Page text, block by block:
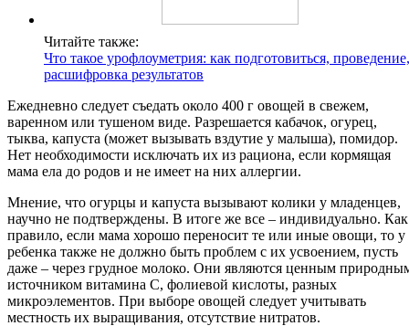
Читайте также:
Что такое урофлоуметрия: как подготовиться, проведение,
расшифровка результатов
Ежедневно следует съедать около 400 г овощей в свежем,
варенном или тушеном виде. Разрешается кабачок, огурец,
тыква, капуста (может вызывать вздутие у малыша), помидор.
Нет необходимости исключать их из рациона, если кормящая
мама ела до родов и не имеет на них аллергии.
Мнение, что огурцы и капуста вызывают колики у младенцев,
научно не подтверждены. В итоге же все – индивидуально. Как
правило, если мама хорошо переносит те или иные овощи, то у
ребенка также не должно быть проблем с их усвоением, пусть
даже – через грудное молоко. Они являются ценным
источником витамина С, фолиевой кислоты, разных
микроэлементов. При выборе овощей следует учитывать
местность их выращивания, отсутствие нитратов.